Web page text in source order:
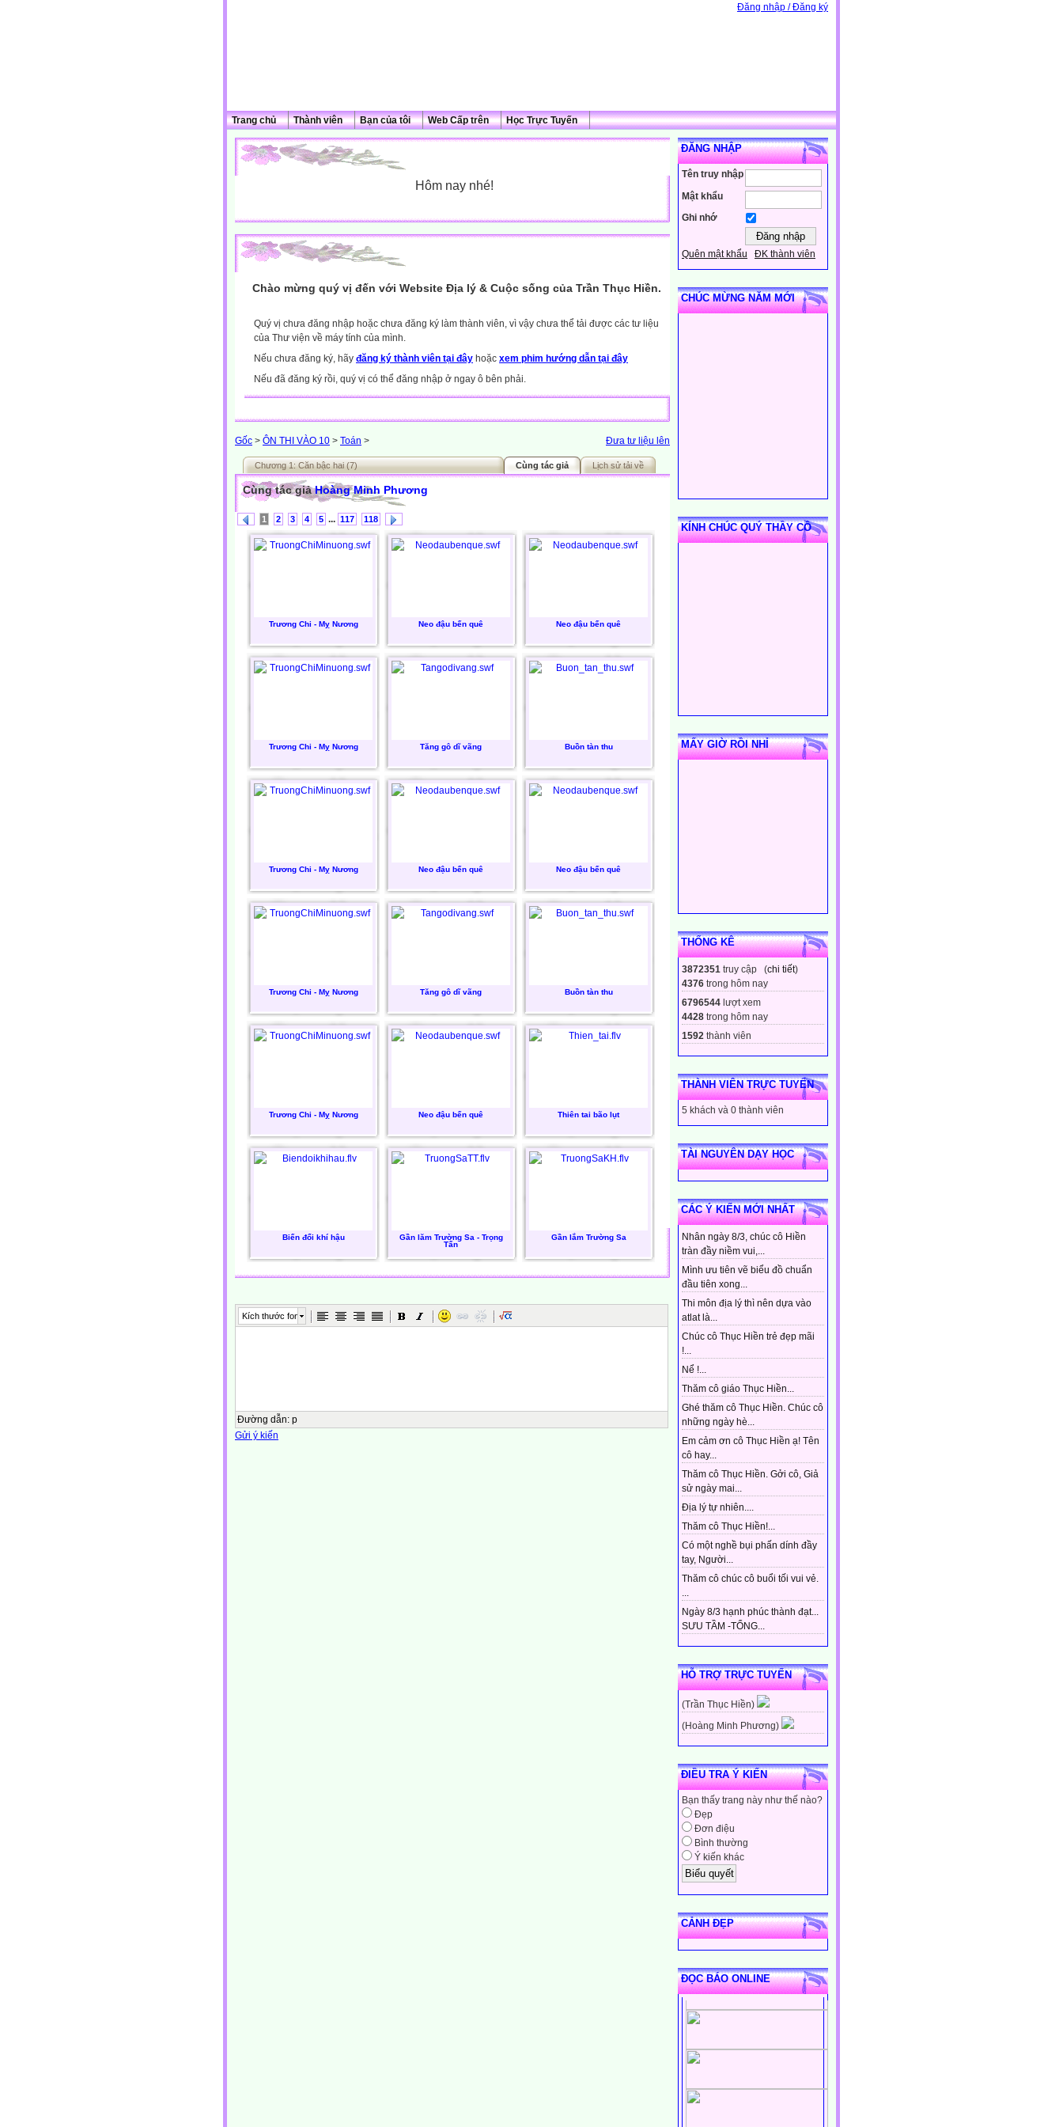
Đăng nhập / Đăng ký
Trang chủ Thành viên Bạn của tôi Web Cấp trên Học Trực Tuyến
ĐĂNG NHẬP
Tên truy nhập
Mật khẩu
Ghi nhớ
Quên mật khẩu ĐK thành viên
CHÚC MỪNG NĂM MỚI
KÍNH CHÚC QUÝ THẦY CÔ
MẤY GIỜ RỒI NHỈ
THỐNG KÊ
3872351 truy cập (chi tiết)
4376 trong hôm nay
6796544 lượt xem
4428 trong hôm nay
1592 thành viên
THÀNH VIÊN TRỰC TUYẾN
5 khách và 0 thành viên
TÀI NGUYÊN DẠY HỌC
CÁC Ý KIẾN MỚI NHẤT
Nhân ngày 8/3, chúc cô Hiền
tràn đầy niềm vui,...
Mình ưu tiên vẽ biểu đồ chuẩn
đầu tiên xong...
Thi môn địa lý thì nên dựa vào
atlat là...
Chúc cô Thục Hiền trẻ đẹp mãi
!...
Nể !...
Thăm cô giáo Thục Hiền...
Ghé thăm cô Thục Hiền. Chúc cô
những ngày hè...
Em cảm ơn cô Thục Hiền ạ! Tên
cô hay...
Thăm cô Thục Hiền. Gởi cô, Giả
sử ngày mai...
Địa lý tự nhiên....
Thăm cô Thục Hiền!...
Có một nghề bụi phấn dính đầy
tay, Người...
Thăm cô chúc cô buổi tối vui vẻ.
...
Ngày 8/3 hạnh phúc thành đạt...
SƯU TẦM -TỔNG...
HỖ TRỢ TRỰC TUYẾN
(Trần Thục Hiền)
(Hoàng Minh Phương)
ĐIỀU TRA Ý KIẾN
Bạn thấy trang này như thế nào?
Đẹp
Đơn điệu
Bình thường
Ý kiến khác
CẢNH ĐẸP
ĐỌC BÁO ONLINE
Hôm nay nhé!
Chào mừng quý vị đến với Website Địa lý & Cuộc sống của Trần Thục Hiền.
Quý vị chưa đăng nhập hoặc chưa đăng ký làm thành viên, vì vậy chưa thể tải được các tư liệu
của Thư viện về máy tính của mình.
Nếu chưa đăng ký, hãy đăng ký thành viên tại đây hoặc xem phim hướng dẫn tại đây
Nếu đã đăng ký rồi, quý vị có thể đăng nhập ở ngay ô bên phải.
Đưa tư liệu lên
Gốc > ÔN THI VÀO 10 > Toán >
Chương 1: Căn bậc hai (7) Cùng tác giả Lịch sử tải về
Cùng tác giảHoàng Minh Phương
1 2 3 4 5 ... 117 118
Trương Chi - Mỵ Nương Neo đậu bến quê Neo đậu bến quê
Trương Chi - Mỵ Nương Tăng gô dĩ vãng Buồn tàn thu
Trương Chi - Mỵ Nương Neo đậu bến quê Neo đậu bến quê
Trương Chi - Mỵ Nương Tăng gô dĩ vãng Buồn tàn thu
Trương Chi - Mỵ Nương Neo đậu bến quê Thiên tai bão lụt
Biến đổi khí hậu
Gần lăm Trường Sa - Trọng
Tấn
Gần lắm Trường Sa
Kích thước font
Đường dẫn: p
Gửi ý kiến